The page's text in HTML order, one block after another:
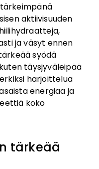
aktiivisuuden
ja väsyt ennen
syödä
täysjyväleipää
harjoittelua
energiaa ja
koko
tärkeää